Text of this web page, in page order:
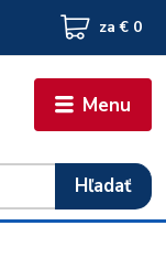
Menu
Hľadať
za € 0